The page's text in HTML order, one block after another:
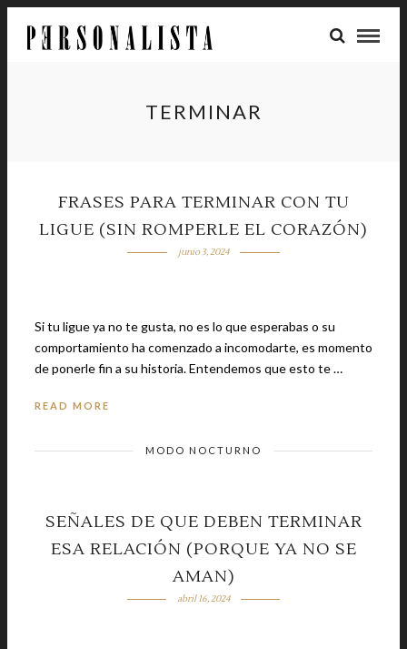
TERMINAR
FRASES PARA TERMINAR CON TU
LIGUE (SIN ROMPERLE EL CORAZÓN)
junio 3, 2024
Si tu ligue ya no te gusta, no es lo que esperabas o su
comportamiento ha comenzado a incomodarte, es momento
de ponerle fin a su historia. Entendemos que esto te …
READ MORE
MODO NOCTURNO
SEÑALES DE QUE DEBEN TERMINAR
ESA RELACIÓN (PORQUE YA NO SE
AMAN)
abril 16, 2024